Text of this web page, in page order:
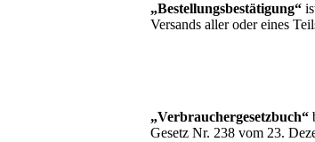
„Bestellungsbestätigung“
Versands aller oder eines
„Verbrauchergesetzbuch“
Gesetz Nr. 238 vom 23.